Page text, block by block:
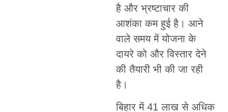
है और भ्रष्टाचार की
आशंका कम हुई है। आने
वाले समय में योजना के
दायरे को और विस्तार देने
की तैयारी भी की जा रही
है।
बिहार में 41 लाख से अधिक